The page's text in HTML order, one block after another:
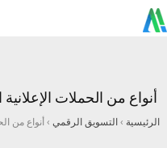
أنواع من الحملات
الرئيسية ›التسويق الرقمي ›أنواع من